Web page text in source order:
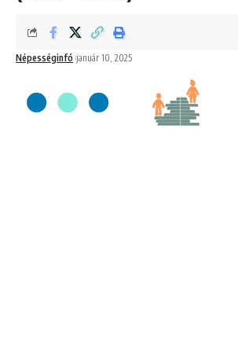
Népességinfó január 10, 2025